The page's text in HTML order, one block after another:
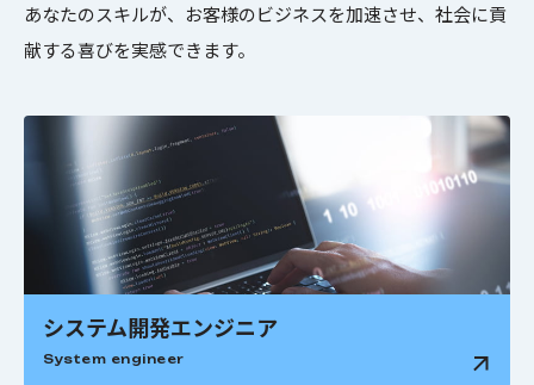
あなたのスキルが、お客様のビジネスを加速させ、社会に貢
献する喜びを実感できます。
システム開発エンジニア
System engineer